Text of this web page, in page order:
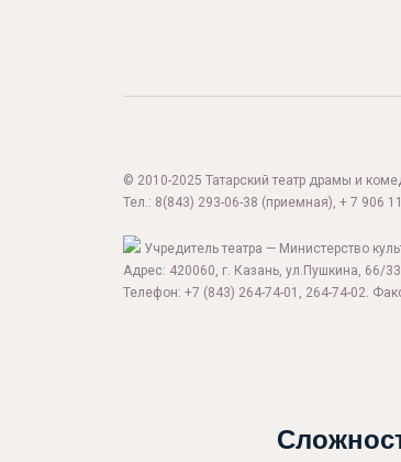
© 2010-2025 Татарский театр драмы и
Тел.: 8(843) 293-06-38 (приемная), + 7 906
Учредитель театра — Министерство
Адрес: 420060, г. Казань, ул.Пушкина, 66/
Телефон: +7 (843) 264-74-01, 264-74-02.